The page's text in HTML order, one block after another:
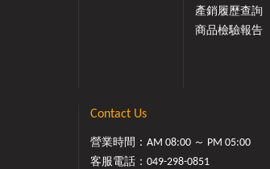
產銷履歷查詢
商品檢驗報告
Contact Us
營業時間：AM 08:00 ～ PM 05:00
客服電話： 049-298-0851